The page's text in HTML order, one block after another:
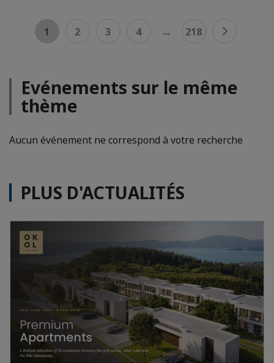
1 2 3 4 ... 218
Evénements sur le même
thème
Aucun événement ne correspond à votre recherche
PLUS D'ACTUALITÉS